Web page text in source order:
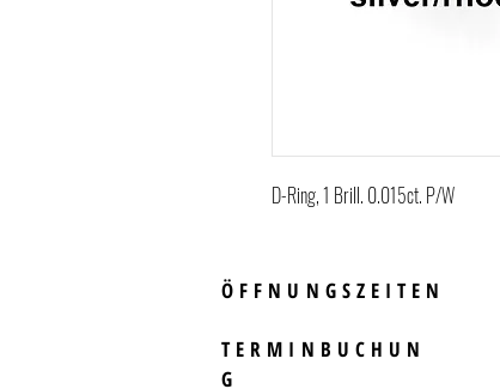
D-Ring, 1 Brill. 0.015ct. P/W
ÖFFNUNGSZEITEN
TERMINBUCHUN
G